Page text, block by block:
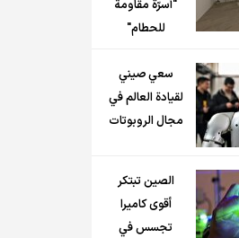
"أسرّة مقاومة
للحطام"
سعي صيني
لقيادة العالم في
مجال الروبوتات
الصين تبتكر
أقوى كاميرا
تجسس في